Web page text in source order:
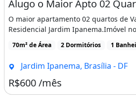
O maior apartamento 02 quartos de
Residencial Jardim Ipanema.Imóvel
70m² de Área 2 Dormitórios 1
Jardim Ipanema, Brasília - DF
R$600 /mês